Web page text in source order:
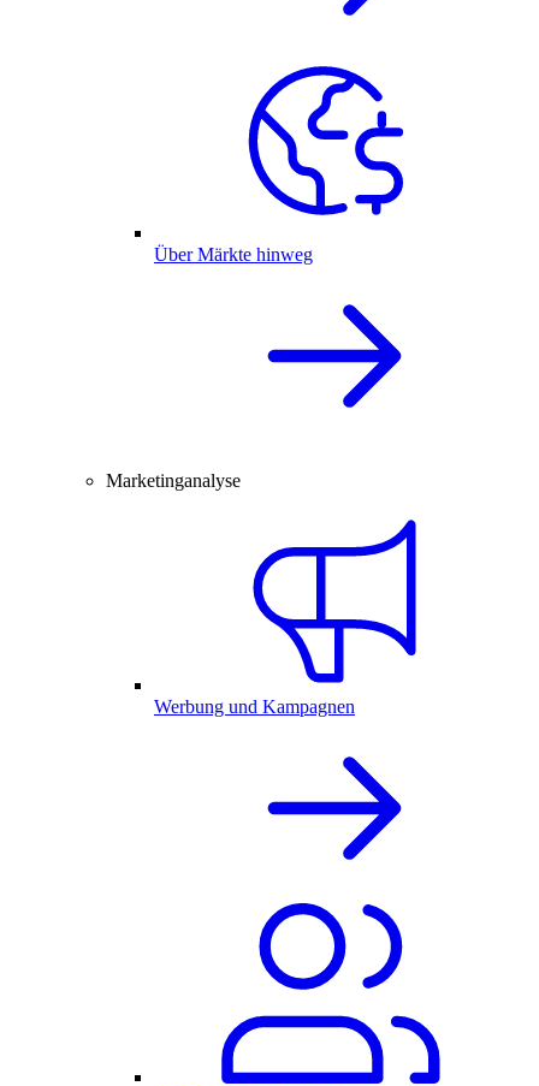
Über Märkte hinweg
Marketinganalyse
Werbung und Kampagnen